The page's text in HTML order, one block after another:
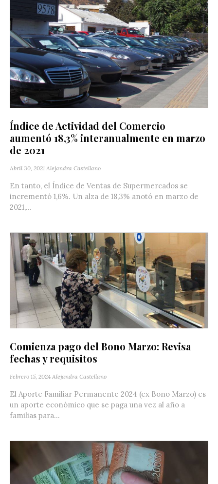
Índice de Actividad del Comercio
aumentó 18,3% interanualmente en marzo
de 2021
Abril 30, 2021 Alejandra Castellano
En tanto, el Índice de Ventas de Supermercados se
incrementó 1,6%. Un alza de 18,3% anotó en marzo de
2021,...
Comienza pago del Bono Marzo: Revisa
fechas y requisitos
Febrero 15, 2024 Alejandra Castellano
El Aporte Familiar Permanente 2024 (ex Bono Marzo) es
un aporte económico que se paga una vez al año a
familias para...